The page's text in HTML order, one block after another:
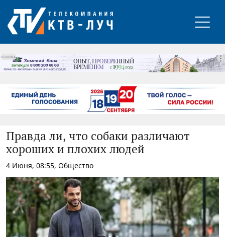
РЕКЛАМА
Правда ли, что собаки различают
хороших и плохих людей
4 Июня, 08:55, Общество